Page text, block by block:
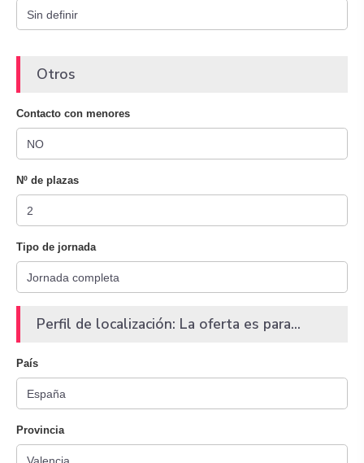
Otros
Contacto con menores
Nº de plazas
Tipo de jornada
Perfil de localización: La oferta es para...
País
Provincia